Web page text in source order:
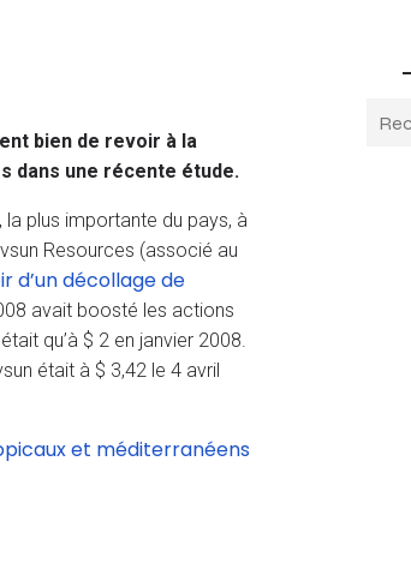
bien de revoir à la
dans une récente étude.
la plus importante du pays, à
Resources (associé au
d’un décollage de
avait boosté les actions
qu’à $ 2 en janvier 2008.
était à $ 3,42 le 4 avril
et méditerranéens